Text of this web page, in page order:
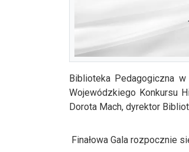
Biblioteka Pedagogiczna
Wojewódzkiego Konkursu
Dorota Mach, dyrektor
Finałowa Gala rozpocznie